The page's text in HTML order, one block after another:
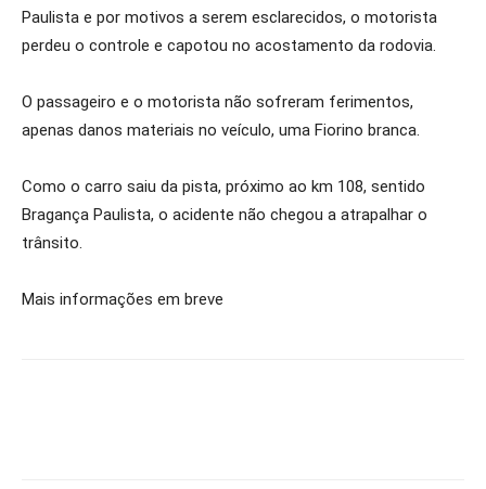
Paulista e por motivos a serem esclarecidos, o motorista
perdeu o controle e capotou no acostamento da rodovia.
O passageiro e o motorista não sofreram ferimentos,
apenas danos materiais no veículo, uma Fiorino branca.
Como o carro saiu da pista, próximo ao km 108, sentido
Bragança Paulista, o acidente não chegou a atrapalhar o
trânsito.
Mais informações em breve